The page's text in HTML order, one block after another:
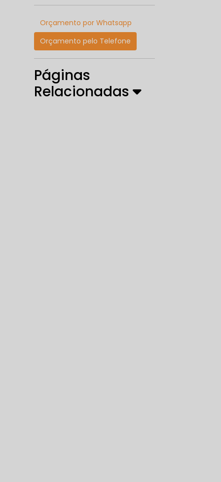
Orçamento por Whatsapp
Orçamento pelo Telefone
Páginas
Relacionadas